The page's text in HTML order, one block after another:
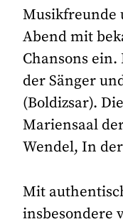
Musikfreunde
Abend mit
Chansons
der Sänger
(Boldizsar).
Mariensaal
Wendel, In
Mit
insbesondere